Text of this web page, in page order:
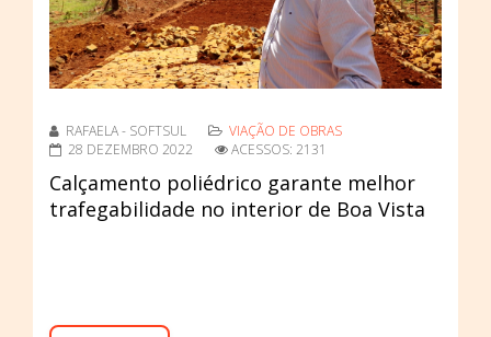
RAFAELA - SOFTSUL
VIAÇÃO DE OBRAS
28 DEZEMBRO 2022
ACESSOS: 2131
Calçamento poliédrico garante melhor
trafegabilidade no interior de Boa Vista